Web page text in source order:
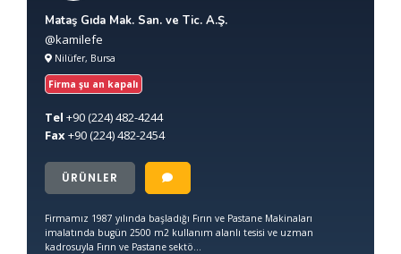
Mataş Gıda Mak. San. ve Tic. A.Ş.
@kamilefe
Nilüfer, Bursa
Firma şu an kapalı
Tel +90(224) 482-4244
Fax+90(224) 482-2454
ÜRÜNLER
Firmamız 1987 yılında başladığı Fırın ve Pastane Makinaları
imalatında bugün 2500 m2 kullanım alanlı tesisi ve uzman
kadrosuyla Fırın ve Pastane sektö...